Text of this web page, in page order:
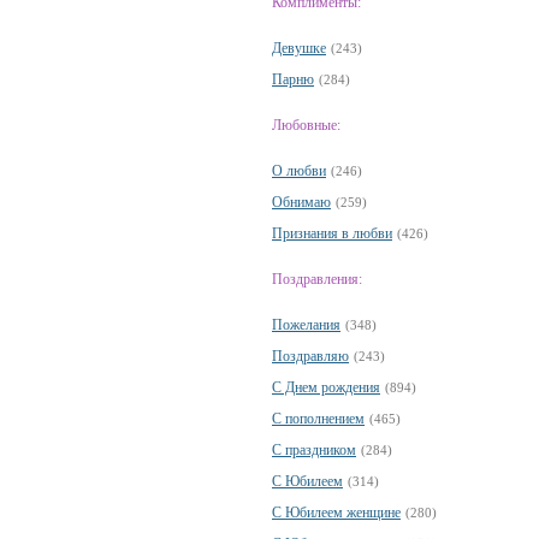
Девушке (243)
Парню (284)
Любовные:
О любви (246)
Обнимаю (259)
Признания в любви (426)
Поздравления:
Пожелания (348)
Поздравляю (243)
С Днем рождения (894)
С пополнением (465)
С праздником (284)
С Юбилеем (314)
С Юбилеем женщине (280)